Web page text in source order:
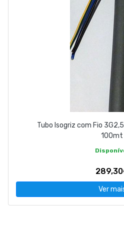
Tubo Isogriz com Fio
100mt
Ver